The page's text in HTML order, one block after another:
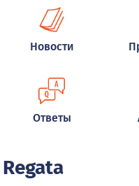
Новости
Ответы
Regata